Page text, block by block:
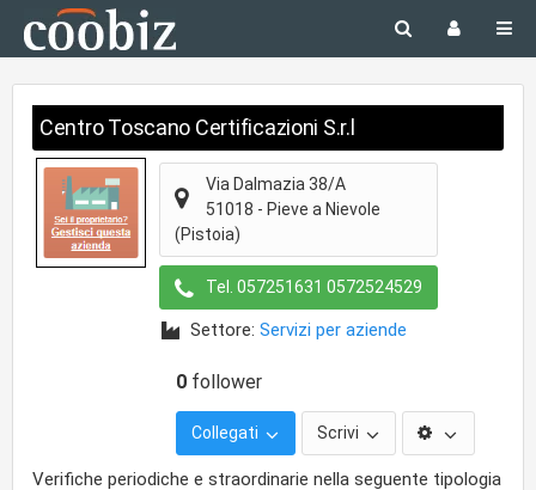
Centro Toscano Certificazioni S.r.l
Via Dalmazia 38/A
51018 - Pieve a Nievole
(Pistoia)
Tel. 057251631 0572524529
Settore: Servizi per aziende
0 follower
Collegati Scrivi
Verifiche periodiche e straordinarie nella seguente tipologia